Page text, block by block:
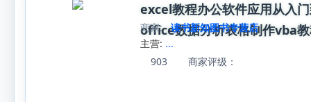
excel教程办公软件应用从入
office数据分析表格制作vba
商家:
读书新知图书专营店
主营: ...
903
商家评级：